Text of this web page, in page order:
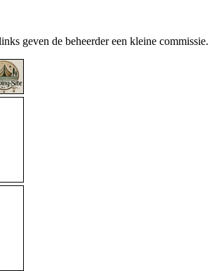
geven de beheerder een kleine commissie.